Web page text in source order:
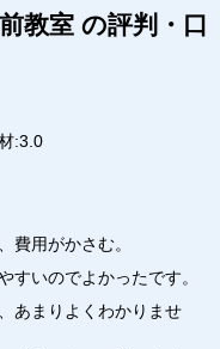
教室 の評判・口
:3.0
費用がかさむ。
すいのでよかったです。
あまりよくわかりませ